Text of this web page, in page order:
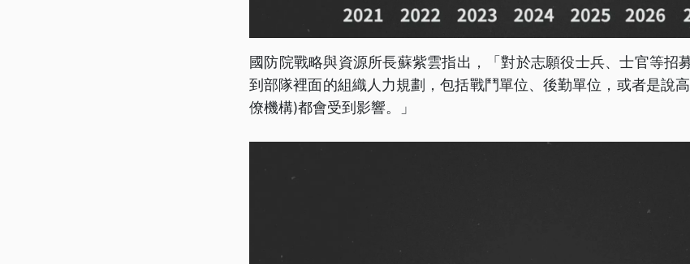
國防院戰略與資源所長蘇紫雲指出，「對於志願役士兵、士官等招
到部隊裡面的組織人力規劃，包括戰鬥單位、後勤單位，或者是說
僚機構)都會受到影響。」